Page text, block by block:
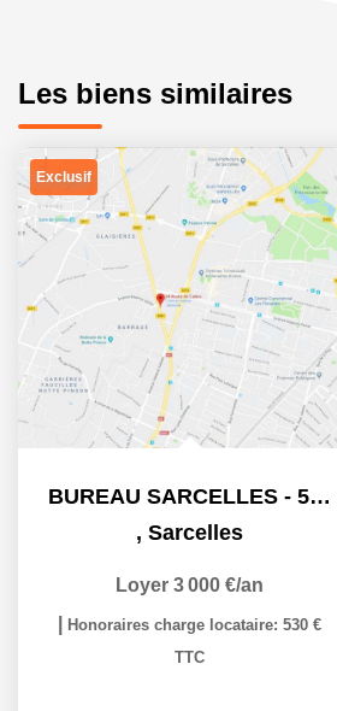
Les biens similaires
Exclusif
BUREAU SARCELLES - 5 m2
, Sarcelles
Loyer 3 000 €/an
Honoraires charge locataire: 530 €
TTC